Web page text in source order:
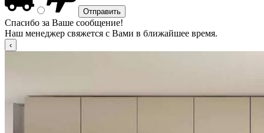
Спасибо за Ваше сообщение!
Наш менеджер свяжется с Вами в ближайшее время.